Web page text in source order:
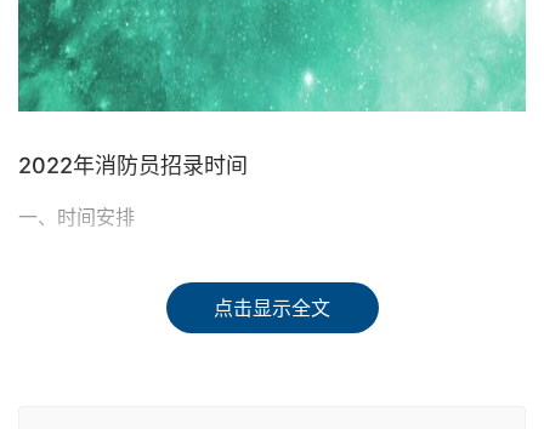
2022年消防员招录时间
一、时间安排
点击显示全文